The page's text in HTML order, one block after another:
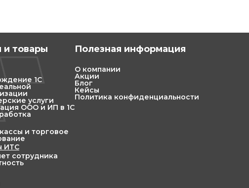
и товары
1С
услуги
ООО и ИП в 1С
и торговое
ИТС
сотрудника
Полезная информация
О компании
Акции
Блог
Кейсы
Политика конфиденциальности